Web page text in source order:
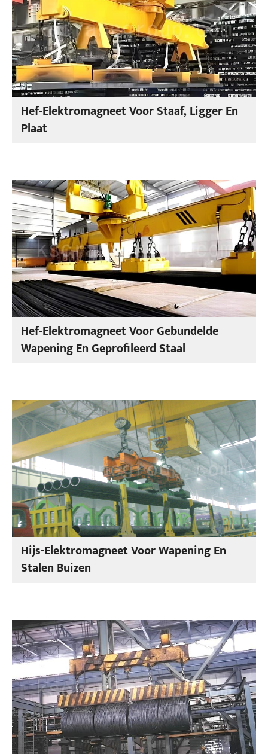
Hef-Elektromagneet Voor Staaf, Ligger En
Plaat
Hef-Elektromagneet Voor Gebundelde
Wapening En Geprofileerd Staal
Hijs-Elektromagneet Voor Wapening En
Stalen Buizen